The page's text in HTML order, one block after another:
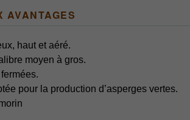
AVANTAGES
haut et aéré.
moyen à gros.
pour la production d’asperges vertes.